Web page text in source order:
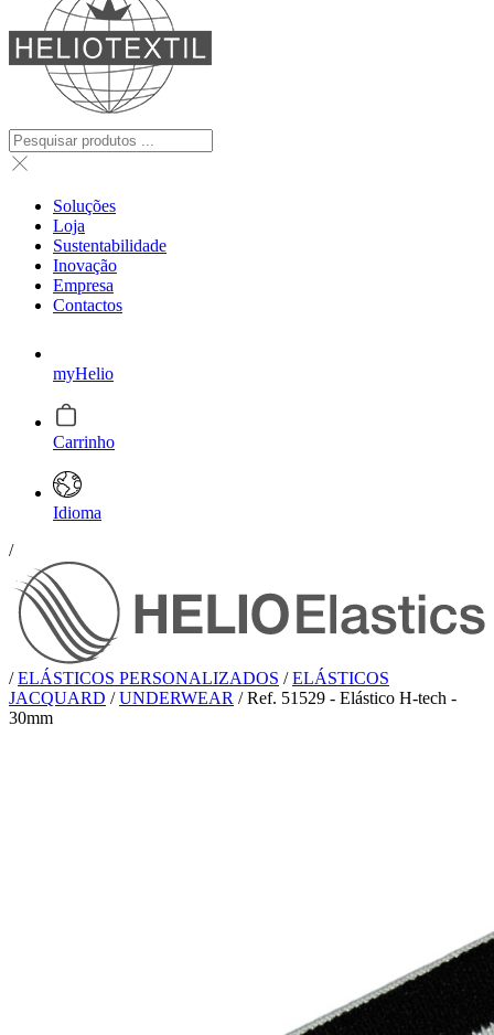
Soluções
Loja
Sustentabilidade
Inovação
Empresa
Contactos
myHelio
Carrinho
Idioma
/
/ ELÁSTICOS PERSONALIZADOS / ELÁSTICOS
JACQUARD / UNDERWEAR / Ref. 51529 - Elástico H-tech -
30mm